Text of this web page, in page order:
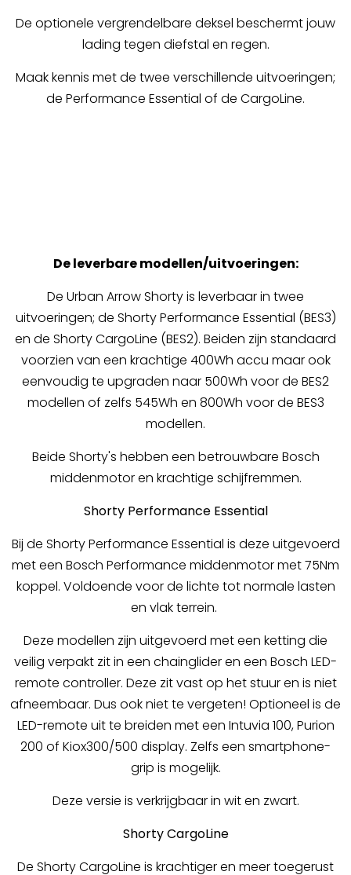
De optionele vergrendelbare deksel beschermt jouw
lading tegen diefstal en regen.
Maak kennis met de twee verschillende uitvoeringen;
de Performance Essential of de CargoLine.
De leverbare modellen/uitvoeringen:
De Urban Arrow Shorty is leverbaar in twee
uitvoeringen; de Shorty Performance Essential (BES3)
en de Shorty CargoLine (BES2). Beiden zijn standaard
voorzien van een krachtige 400Wh accu maar ook
eenvoudig te upgraden naar 500Wh voor de BES2
modellen of zelfs 545Wh en 800Wh voor de BES3
modellen.
Beide Shorty's hebben een betrouwbare Bosch
middenmotor en krachtige schijfremmen.
Shorty Performance Essential
Bij de Shorty Performance Essential is deze uitgevoerd
met een Bosch Performance middenmotor met 75Nm
koppel. Voldoende voor de lichte tot normale lasten
en vlak terrein.
Deze modellen zijn uitgevoerd met een ketting die
veilig verpakt zit in een chainglider en een Bosch LED-
remote controller. Deze zit vast op het stuur en is niet
afneembaar. Dus ook niet te vergeten! Optioneel is de
LED-remote uit te breiden met een Intuvia 100, Purion
200 of Kiox300/500 display. Zelfs een smartphone-
grip is mogelijk.
Deze versie is verkrijgbaar in wit en zwart.
Shorty CargoLine
De Shorty CargoLine is krachtiger en meer toegerust